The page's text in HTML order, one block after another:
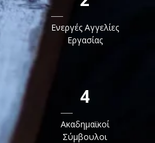
Ενεργές Αγγελίες
Εργασίας
4
Ακαδημαϊκοί
Σύμβουλοι